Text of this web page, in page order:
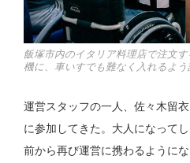
飯塚市内のイタリア料理店で注文
機に、車いすでも難なく入れるよう
運営スタッフの一人、佐々木留
に参加してきた。大人になって
前から再び運営に携わるようにな